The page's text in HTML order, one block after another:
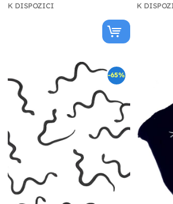
K DISPOZICI K
-65%